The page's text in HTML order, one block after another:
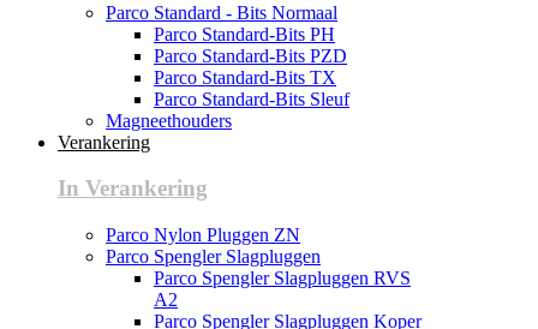
Parco Standard - Bits Normaal
Parco Standard-Bits PH
Parco Standard-Bits PZD
Parco Standard-Bits TX
Parco Standard-Bits Sleuf
Magneethouders
Verankering
In Verankering
Parco Nylon Pluggen ZN
Parco Spengler Slagpluggen
Parco Spengler Slagpluggen RVS
A2
Parco Spengler Slagpluggen Koper